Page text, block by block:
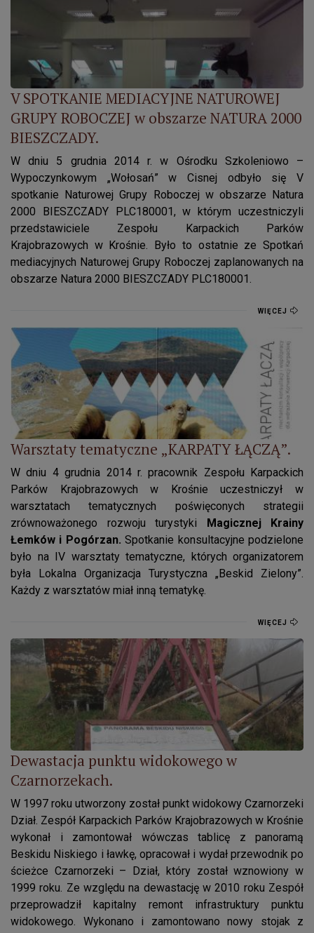
V SPOTKANIE MEDIACYJNE NATUROWEJ
GRUPY ROBOCZEJ w obszarze NATURA 2000
BIESZCZADY.
W dniu 5 grudnia 2014 r. w Ośrodku Szkoleniowo –
Wypoczynkowym „Wołosań” w Cisnej odbyło się V
spotkanie Naturowej Grupy Roboczej w obszarze Natura
2000 BIESZCZADY PLC180001, w którym uczestniczyli
przedstawiciele Zespołu Karpackich Parków
Krajobrazowych w Krośnie. Było to ostatnie ze Spotkań
mediacyjnych Naturowej Grupy Roboczej zaplanowanych na
obszarze Natura 2000 BIESZCZADY PLC180001.
WIĘCEJ
Warsztaty tematyczne „KARPATY ŁĄCZĄ”.
Warsztaty tematyczne „KARPATY ŁĄCZĄ”.
W dniu 4 grudnia 2014 r. pracownik Zespołu Karpackich
Parków Krajobrazowych w Krośnie uczestniczył w
warsztatach tematycznych poświęconych strategii
zrównoważonego rozwoju turystyki
Magicznej Krainy
Łemków i Pogórzan.Spotkanie konsultacyjne podzielone
było na IV warsztaty tematyczne, których organizatorem
była Lokalna Organizacja Turystyczna „Beskid Zielony”.
Każdy z warsztatów miał inną tematykę.
WIĘCEJ
Dewastacja punktu widokowego w Czarnorzekach.
Dewastacja punktu widokowego w
Czarnorzekach.
W 1997 roku utworzony został punkt widokowy Czarnorzeki
Dział. Zespół Karpackich Parków Krajobrazowych w Krośnie
wykonał i zamontował wówczas tablicę z panoramą
Beskidu Niskiego i ławkę, opracował i wydał przewodnik po
ścieżce Czarnorzeki – Dział, który został wznowiony w
1999 roku. Ze względu na dewastację w 2010 roku Zespół
przeprowadził kapitalny remont infrastruktury punktu
widokowego. Wykonano i zamontowano nowy stojak z